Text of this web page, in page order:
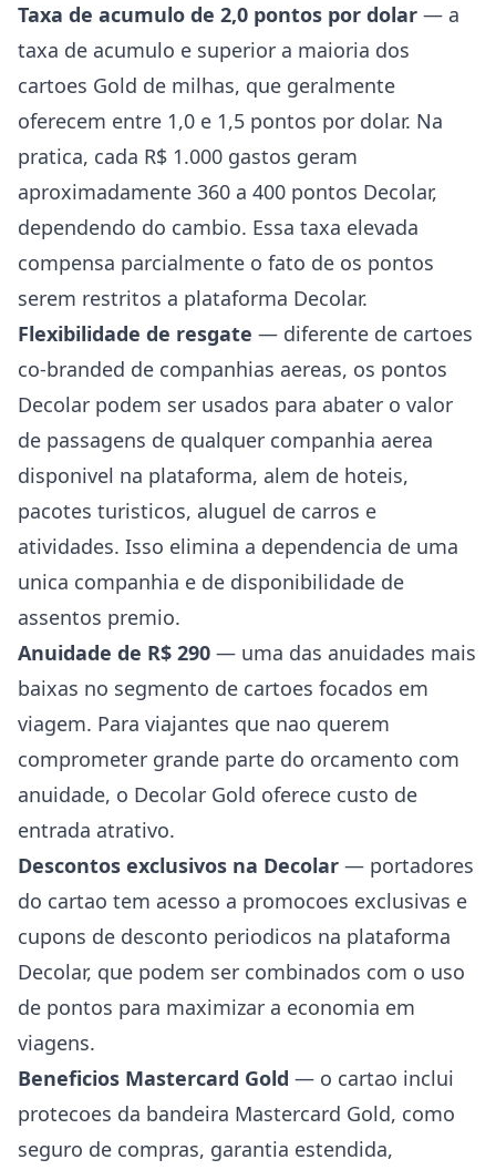
Taxa de acumulo de 2,0 pontos por dolar — a
taxa de acumulo e superior a maioria dos
cartoes Gold de milhas, que geralmente
oferecem entre 1,0 e 1,5 pontos por dolar. Na
pratica, cada R$ 1.000 gastos geram
aproximadamente 360 a 400 pontos Decolar,
dependendo do cambio. Essa taxa elevada
compensa parcialmente o fato de os pontos
serem restritos a plataforma Decolar.
Flexibilidade de resgate — diferente de cartoes
co-branded de companhias aereas, os pontos
Decolar podem ser usados para abater o valor
de passagens de qualquer companhia aerea
disponivel na plataforma, alem de hoteis,
pacotes turisticos, aluguel de carros e
atividades. Isso elimina a dependencia de uma
unica companhia e de disponibilidade de
assentos premio.
Anuidade de R$ 290 — uma das anuidades mais
baixas no segmento de cartoes focados em
viagem. Para viajantes que nao querem
comprometer grande parte do orcamento com
anuidade, o Decolar Gold oferece custo de
entrada atrativo.
Descontos exclusivos na Decolar — portadores
do cartao tem acesso a promocoes exclusivas e
cupons de desconto periodicos na plataforma
Decolar, que podem ser combinados com o uso
de pontos para maximizar a economia em
viagens.
Beneficios Mastercard Gold — o cartao inclui
protecoes da bandeira Mastercard Gold, como
seguro de compras, garantia estendida,